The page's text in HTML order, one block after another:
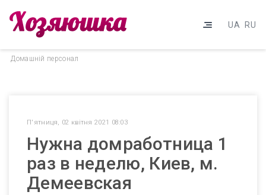
UA RU
Домашнiй персонал
П'ятниця, 02 квітня 2021 08:03
Нужна домработница 1
раз в неделю, Киев, м.
Демеевская